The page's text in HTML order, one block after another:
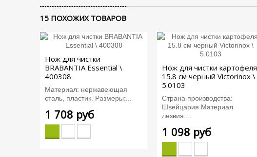
15 ПОХОЖИХ ТОВАРОВ
Нож для чистки
BRABANTIA Essential \
400308
Материал: нержавеющая
сталь, пластик. Размеры:...
1 708 руб
Нож для чистки картофеля
15.8 см черный Victorinox \
5.0103
Страна производства:
Швейцария Материал
лезвия:...
1 098 руб